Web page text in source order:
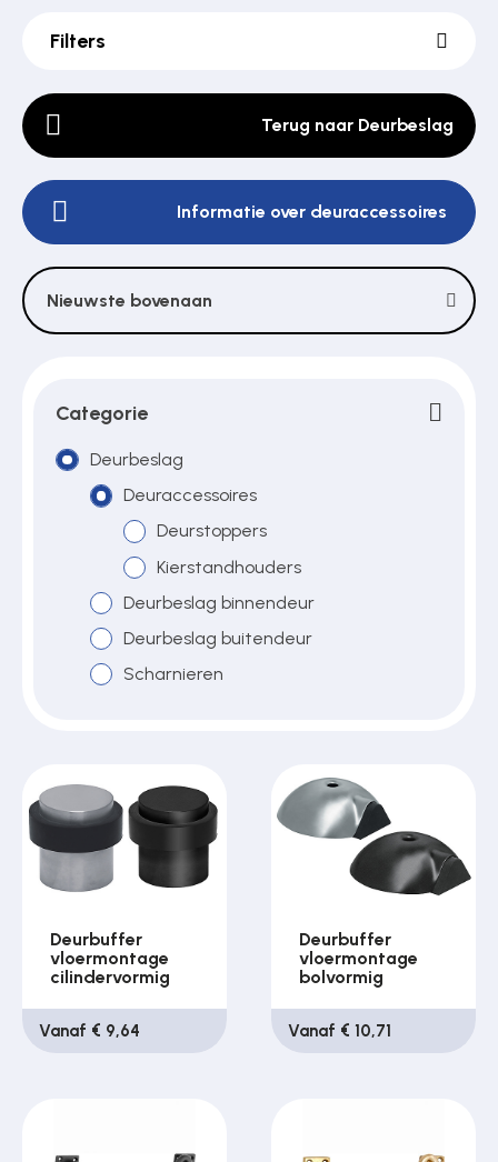
Pulsgevers
Sloten
Toegangscontrole
Toegangsverlening
Voedingen
Contact
Filters
Terug naar Deurbeslag
Informatie over deuraccessoires
Nieuwste bovenaan
Categorie
Deurbeslag
Deuraccessoires
Deurstoppers
Kierstandhouders
Deurbeslag binnendeur
Deurbeslag buitendeur
Scharnieren
Deurbuffer
vloermontage
cilindervormig
Vanaf € 9,64
Deurbuffer
vloermontage
bolvormig
Vanaf € 10,71